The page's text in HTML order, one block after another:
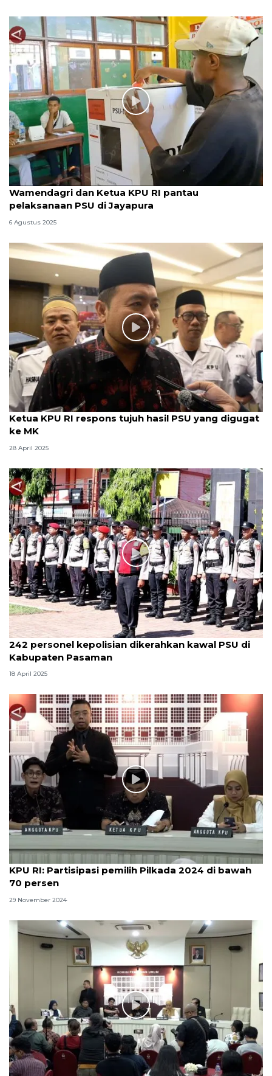
Wamendagri dan Ketua KPU RI pantau
pelaksanaan PSU di Jayapura
6 Agustus 2025
Ketua KPU RI respons tujuh hasil PSU yang digugat
ke MK
28 April 2025
242 personel kepolisian dikerahkan kawal PSU di
Kabupaten Pasaman
18 April 2025
KPU RI: Partisipasi pemilih Pilkada 2024 di bawah
70 persen
29 November 2024